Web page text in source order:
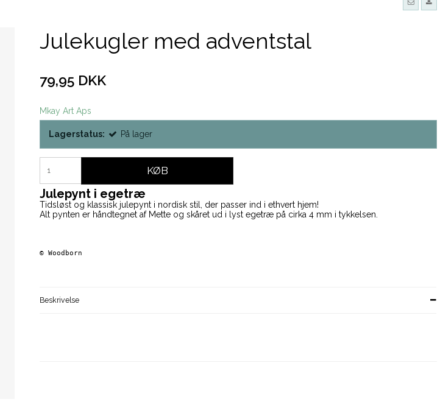
Julekugler med adventstal
79,95 DKK
Mkay Art Aps
Lagerstatus: På lager
KØB
Julepynt i egetræ
Tidsløst og klassisk julepynt i nordisk stil, der passer ind i ethvert hjem!
Alt pynten er håndtegnet af Mette og skåret ud i lyst egetræ på cirka 4 mm i tykkelsen.
© Woodborn
Beskrivelse